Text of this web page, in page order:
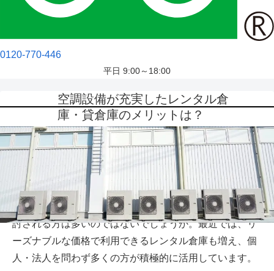
0120-770-446
平日 9:00～18:00
空調設備が充実したレンタル倉
庫・貸倉庫のメリットは？
2021.10.17
荷物の保管場所に悩んだとき、レンタル倉庫の利用を検
討される方は多いのではないでしょうか。最近では、リ
ーズナブルな価格で利用できるレンタル倉庫も増え、個
人・法人を問わず多くの方が積極的に活用しています。